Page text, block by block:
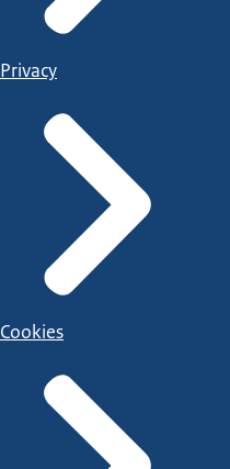
Privacy
Cookies